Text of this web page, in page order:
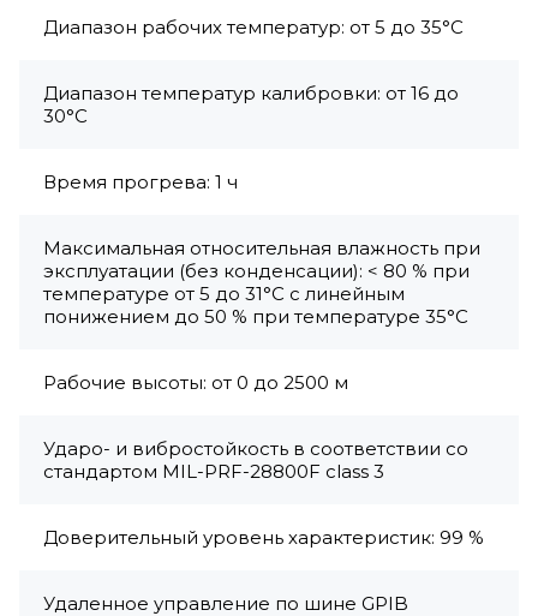
Диапазон рабочих температур: от 5 до 35°C
Диапазон температур калибровки: от 16 до
30°C
Время прогрева: 1 ч
Максимальная относительная влажность при
эксплуатации (без конденсации): < 80 % при
температуре от 5 до 31°C с линейным
понижением до 50 % при температуре 35°C
Рабочие высоты: от 0 до 2500 м
Ударо- и вибростойкость в соответствии со
стандартом MIL-PRF-28800F class 3
Доверительный уровень характеристик: 99 %
Удаленное управление по шине GPIB